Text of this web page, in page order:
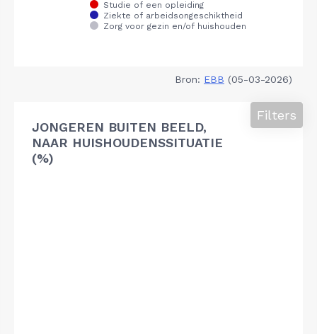
Bron: EBB (05-03-2026)
JONGEREN BUITEN BEELD,
NAAR HUISHOUDENSSITUATIE
(%)
Filters